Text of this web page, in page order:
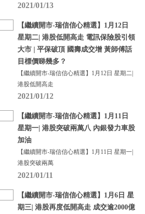
2021/01/13
【繼續開市-瑞信信心精選】1月12日
星期二| 港股低開高走 電訊保險股引領
大市 | 平保破頂 國壽成交增 黃師傅話
目標價睇幾多？
【繼續開市-瑞信信心精選】1月12日 星期二|
港股低開高走
2021/01/12
【繼續開市-瑞信信心精選】1月11日
星期一| 港股突破兩萬八 內銀發力車股
加油
【繼續開市-瑞信信心精選】1月11日 星期一|
港股突破兩萬
2021/01/11
【繼續開市-瑞信信心精選】1月6日 星
期三| 港股再度低開高走 成交逾2000億